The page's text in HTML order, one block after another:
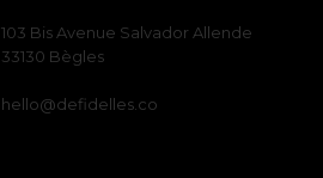
103 Bis Avenue Salvador Allende
33130 Bègles
hello@defidelles.co